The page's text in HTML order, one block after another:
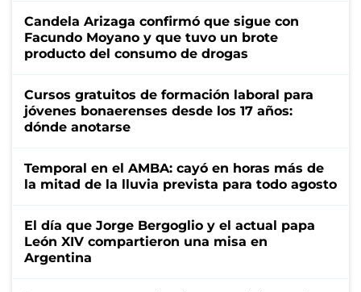
Candela Arizaga confirmó que sigue con
Facundo Moyano y que tuvo un brote
producto del consumo de drogas
Cursos gratuitos de formación laboral para
jóvenes bonaerenses desde los 17 años:
dónde anotarse
Temporal en el AMBA: cayó en horas más de
la mitad de la lluvia prevista para todo agosto
El día que Jorge Bergoglio y el actual papa
León XIV compartieron una misa en
Argentina